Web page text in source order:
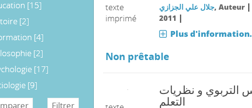
texte
imprimé
جلال علي الجزازي, Auteur |
|
2011
Plus
Non prêtable
التربوي و نظريات
التعلم
[15]
[2]
[4]
[2]
[17]
[9]